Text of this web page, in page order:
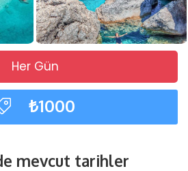
Her Gün
₺1000
mevcut tarihler